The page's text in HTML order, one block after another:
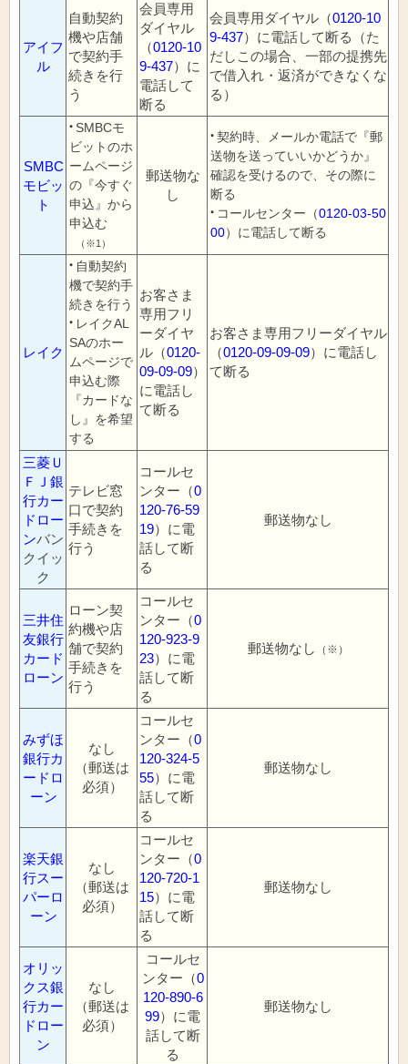
アイフ
ル
自動契約
機や店舗
で契約手
続きを行
う
会員専用
ダイヤル
（0120-10
9-437）に
電話して
断る
会員専用ダイヤル（0120-10
9-437）に電話して断る（た
だしこの場合、一部の提携先
で借入れ・返済ができなくな
る）
SMBC
モビッ
ト
SMBCモ
ビットのホ
ームページ
の『今すぐ
申込』から
申込む
（※1）
郵送物な
し
契約時、メールか電話で『郵
送物を送っていいかどうか』
確認を受けるので、その際に
断る
コールセンター（0120-03-50
00）に電話して断る
レイク
自動契約
機で契約手
続きを行う
レイクAL
SAのホー
ムページで
申込む際
『カードな
し』を希望
する
お客さま
専用フリ
ーダイヤ
ル（0120-
09-09-09）
に電話し
て断る
お客さま専用フリーダイヤル
（0120-09-09-09）に電話し
て断る
三菱Ｕ
ＦＪ銀
行カー
ドロー
ンバン
クイッ
ク
テレビ窓
口で契約
手続きを
行う
コールセ
ンター（0
120-76-59
19）に電
話して断
る
郵送物なし
三井住
友銀行
カード
ローン
ローン契
約機や店
舗で契約
手続きを
行う
コールセ
ンター（0
120-923-9
23）に電
話して断
る
郵送物なし （※）
みずほ
銀行カ
ードロ
ーン
なし
（郵送は
必須）
コールセ
ンター（0
120-324-5
55）に電
話して断
る
郵送物なし
楽天銀
行スー
パーロ
ーン
なし
（郵送は
必須）
コールセ
ンター（0
120-720-1
15）に電
話して断
る
郵送物なし
オリッ
クス銀
行カー
ドロー
ン
なし
（郵送は
必須）
コールセ
ンター（0
120-890-6
99）に電
話して断
る
郵送物なし